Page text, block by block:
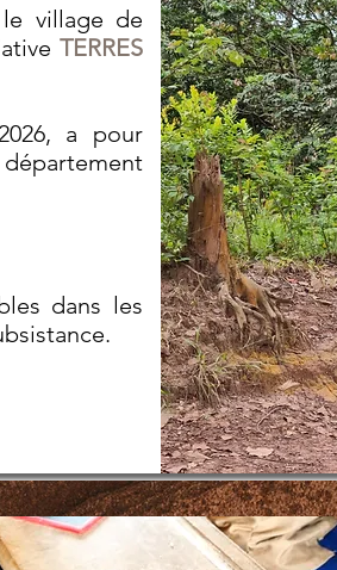
village de
TERRES
a pour
dans les